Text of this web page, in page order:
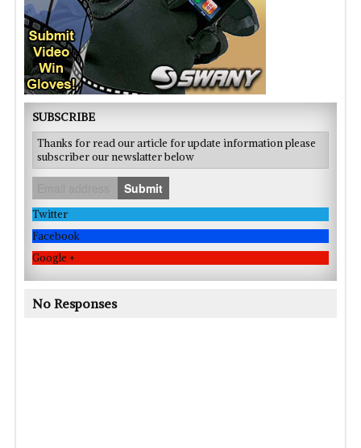
SUBSCRIBE
Thanks for read our article for update information please
subscriber our newslatter below
Submit
Twitter
Facebook
Google +
No Responses